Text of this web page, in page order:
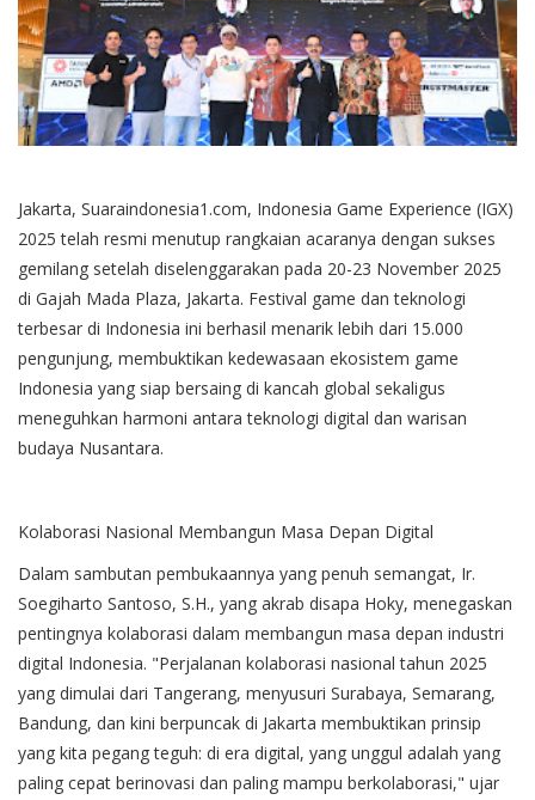
Jakarta, Suaraindonesia1.com, Indonesia Game Experience (IGX)
2025 telah resmi menutup rangkaian acaranya dengan sukses
gemilang setelah diselenggarakan pada 20-23 November 2025
di Gajah Mada Plaza, Jakarta. Festival game dan teknologi
terbesar di Indonesia ini berhasil menarik lebih dari 15.000
pengunjung, membuktikan kedewasaan ekosistem game
Indonesia yang siap bersaing di kancah global sekaligus
meneguhkan harmoni antara teknologi digital dan warisan
budaya Nusantara.
Kolaborasi Nasional Membangun Masa Depan Digital
Dalam sambutan pembukaannya yang penuh semangat, Ir.
Soegiharto Santoso, S.H., yang akrab disapa Hoky, menegaskan
pentingnya kolaborasi dalam membangun masa depan industri
digital Indonesia. "Perjalanan kolaborasi nasional tahun 2025
yang dimulai dari Tangerang, menyusuri Surabaya, Semarang,
Bandung, dan kini berpuncak di Jakarta membuktikan prinsip
yang kita pegang teguh: di era digital, yang unggul adalah yang
paling cepat berinovasi dan paling mampu berkolaborasi," ujar